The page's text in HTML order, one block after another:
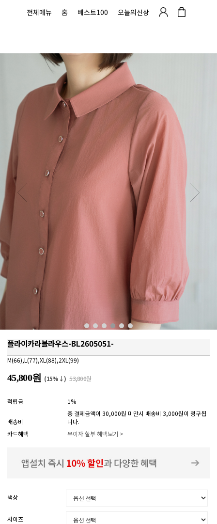
전체메뉴 홈 베스트100 오늘의신상
플라이카라블라우스-BL2605051-
M(66),L(77),XL(88),2XL(99)
45,800원 (15%↓) 53,800원
적립금 1%
배송비
총 결제금액이 30,000원 미만시 배송비 3,000원이 청구됩
니다.
카드혜택
무이자 할부 혜택보기 >
색상
사이즈